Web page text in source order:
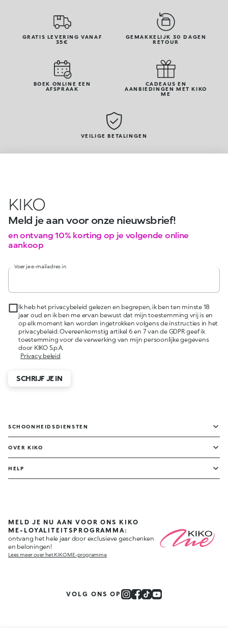
GRATIS LEVERING VANAF
35€
GEMAKKELIJK 30 DAGEN
RETOUR
BOEK ONLINE EEN
AFSPRAAK
CADEAUS EN
AANBIEDINGEN MET KIKO
ME
VEILIGE BETALINGEN
KIKO
Meld je aan voor onze nieuwsbrief!
en ontvang 10% korting op je volgende online
aankoop
Voer je e-mailadres in
Ik heb het privacybeleid gelezen en begrepen, ik ben ten minste 18
jaar oud en ik ben me ervan bewust dat mijn toestemming vrij is en
op elk moment kan worden ingetrokken volgens de instructies in het
privacybeleid. Overeenkomstig artikel 6 en 7 van de GDPR geef ik
toestemming voor de verwerking van mijn persoonlijke gegevens
door KIKO S.p.A.
Privacy beleid
SCHRIJF JE IN
SCHOONHEIDSDIENSTEN
OVER KIKO
HELP
MELD JE NU AAN VOOR ONS KIKO
ME-LOYALITEITSPROGRAMMA:
ontvang het hele jaar door exclusieve geschenken
en beloningen!
Lees meer over het KIKO ME-programma
VOLG ONS OP